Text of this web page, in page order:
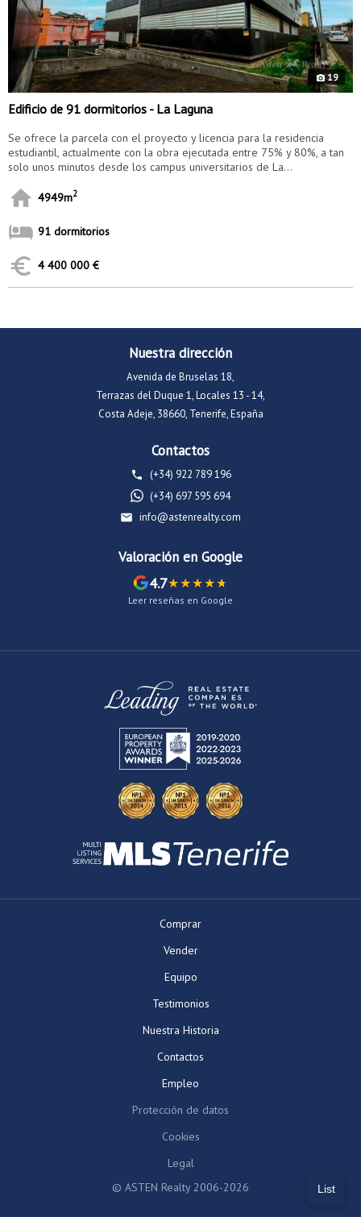
List
19
Edificio de 91 dormitorios - La Laguna
Se ofrece la parcela con el proyecto y licencia para la residencia
estudiantil, actualmente con la obra ejecutada entre 75% y 80%, a tan
solo unos minutos desde los campus universitarios de La...
4949m2
91 dormitorios
4 400 000 €
Nuestra dirección
Avenida de Bruselas 18,
Terrazas del Duque 1, Locales 13 - 14,
Costa Adeje, 38660, Tenerife, España
Contactos
(+34) 922 789 196
(+34) 697 595 694
info@astenrealty.com
Valoración en Google
4.7
Leer reseñas en Google
Comprar
Vender
Equipo
Testimonios
Nuestra Historia
Contactos
Empleo
Protección de datos
Cookies
Legal
© ASTEN Realty 2006-2026